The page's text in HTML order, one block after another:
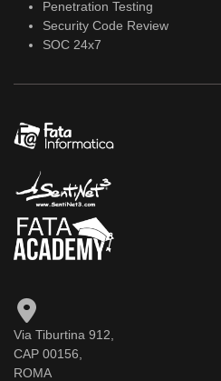
Penetration Testing
Security Code Review
SOC 24x7
Via Tiburtina 912,
CAP 00156,
ROMA